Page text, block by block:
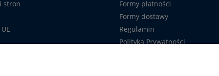
stron
Formy płatności
Formy dostawy
Regulamin
Polityka Prywatności